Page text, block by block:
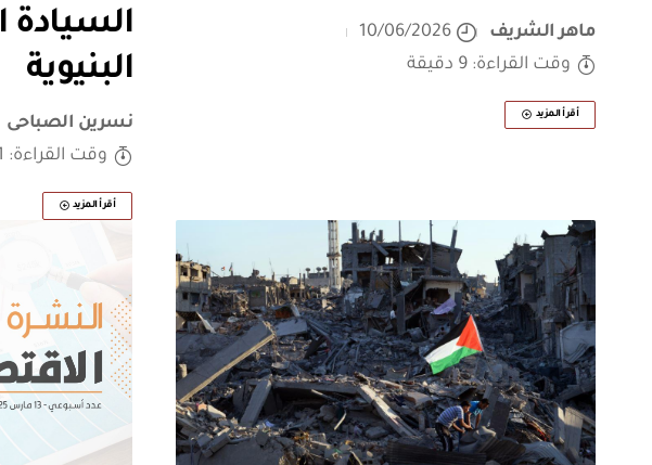
ماهر الشريف
10/06/2026
وقت القراءة: 9 دقيقة
أقرأ المزيد
السيادة
البنيوية
نسرين الصباحى
وقت القراءة: 11 دقيقة
أقرأ المزيد